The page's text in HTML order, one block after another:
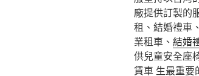
廠提供訂製的
租、結婚禮車
業租車、 結婚
供兒童安全座
賃車 生最重要